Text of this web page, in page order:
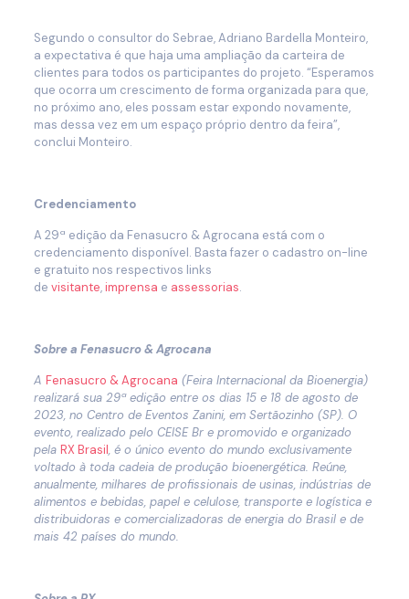
Segundo o consultor do Sebrae, Adriano Bardella Monteiro,
a expectativa é que haja uma ampliação da carteira de
clientes para todos os participantes do projeto. “Esperamos
que ocorra um crescimento de forma organizada para que,
no próximo ano, eles possam estar expondo novamente,
mas dessa vez em um espaço próprio dentro da feira”,
conclui Monteiro.
Credenciamento
A 29ª edição da Fenasucro & Agrocana está com o
credenciamento disponível. Basta fazer o cadastro on-line
e gratuito nos respectivos links
de visitante,imprensa e assessorias.
Sobre a Fenasucro & Agrocana
A Fenasucro & Agrocana (Feira Internacional da Bioenergia)
realizará sua 29ª edição entre os dias 15 e 18 de agosto de
2023, no Centro de Eventos Zanini, em Sertãozinho (SP). O
evento, realizado pelo CEISE Br e promovido e organizado
pela RX Brasil, é o único evento do mundo exclusivamente
voltado à toda cadeia de produção bioenergética. Reúne,
anualmente, milhares de profissionais de usinas, indústrias de
alimentos e bebidas, papel e celulose, transporte e logística e
distribuidoras e comercializadoras de energia do Brasil e de
mais 42 países do mundo.